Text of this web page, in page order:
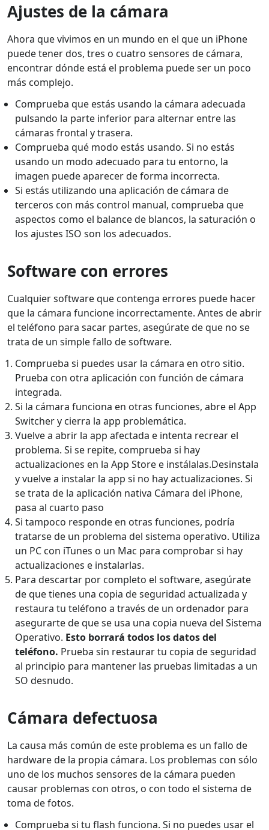
Ajustes de la cámara
Ahora que vivimos en un mundo en el que un iPhone
puede tener dos, tres o cuatro sensores de cámara,
encontrar dónde está el problema puede ser un poco
más complejo.
Comprueba que estás usando la cámara adecuada
pulsando la parte inferior para alternar entre las
cámaras frontal y trasera.
Comprueba qué modo estás usando. Si no estás
usando un modo adecuado para tu entorno, la
imagen puede aparecer de forma incorrecta.
Si estás utilizando una aplicación de cámara de
terceros con más control manual, comprueba que
aspectos como el balance de blancos, la saturación o
los ajustes ISO son los adecuados.
Software con errores
Cualquier software que contenga errores puede hacer
que la cámara funcione incorrectamente. Antes de abrir
el teléfono para sacar partes, asegúrate de que no se
trata de un simple fallo de software.
Comprueba si puedes usar la cámara en otro sitio.
Prueba con otra aplicación con función de cámara
integrada.
Si la cámara funciona en otras funciones, abre el App
Switcher y cierra la app problemática.
Vuelve a abrir la app afectada e intenta recrear el
problema. Si se repite, comprueba si hay
actualizaciones en la App Store e instálalas.Desinstala
y vuelve a instalar la app si no hay actualizaciones. Si
se trata de la aplicación nativa Cámara del iPhone,
pasa al cuarto paso
Si tampoco responde en otras funciones, podría
tratarse de un problema del sistema operativo. Utiliza
un PC con iTunes o un Mac para comprobar si hay
actualizaciones e instalarlas.
Para descartar por completo el software, asegúrate
de que tienes una copia de seguridad actualizada y
restaura tu teléfono a través de un ordenador para
asegurarte de que se usa una copia nueva del Sistema
Operativo. Esto borrará todos los datos del
teléfono. Prueba sin restaurar tu copia de seguridad
al principio para mantener las pruebas limitadas a un
SO desnudo.
Cámara defectuosa
La causa más común de este problema es un fallo de
hardware de la propia cámara. Los problemas con sólo
uno de los muchos sensores de la cámara pueden
causar problemas con otros, o con todo el sistema de
toma de fotos.
Comprueba si tu flash funciona. Si no puedes usar el